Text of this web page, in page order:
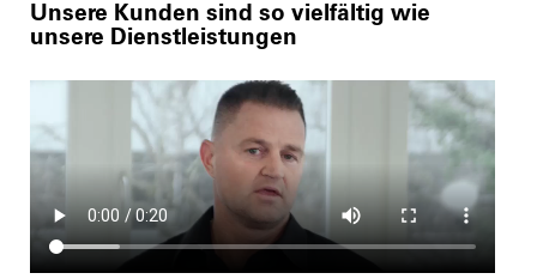
Unsere Kunden sind so vielfältig wie
unsere Dienstleistungen